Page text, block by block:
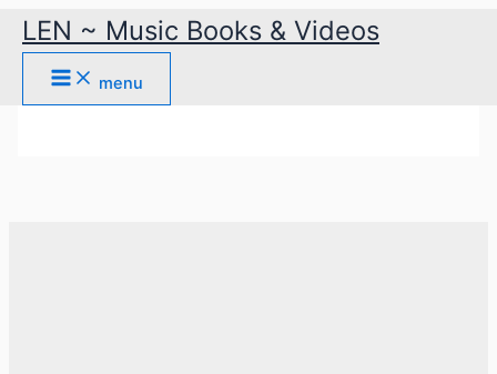
Ga
naar
inhoud
LEN ~ Music Books & Videos
menu
Mijn bestellingen